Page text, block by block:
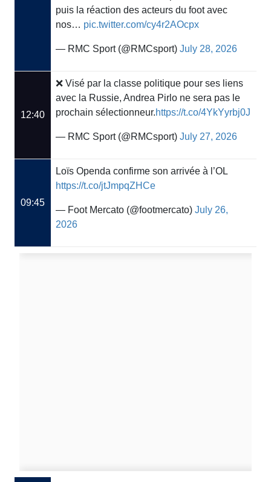
puis la réaction des acteurs du foot avec
nos… pic.twitter.com/cy4r2AOcpx
— RMC Sport (@RMCsport) July 28, 2026
12:40
❌ Visé par la classe politique pour ses liens
avec la Russie, Andrea Pirlo ne sera pas le
prochain sélectionneur.https://t.co/4YkYyrbj0J
— RMC Sport (@RMCsport) July 27, 2026
09:45
Loïs Openda confirme son arrivée à l’OL
https://t.co/jtJmpqZHCe
— Foot Mercato (@footmercato) July 26,
2026